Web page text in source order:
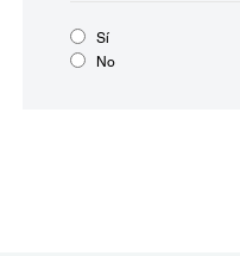
Sí
No